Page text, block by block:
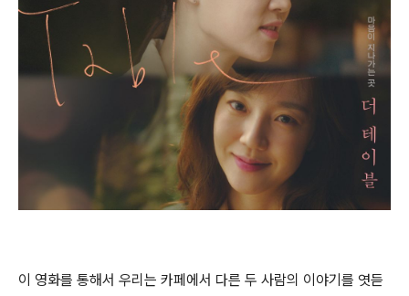
이 영화를 통해서 우리는 카페에서 다른 두 사람의 이야기를 엿듣